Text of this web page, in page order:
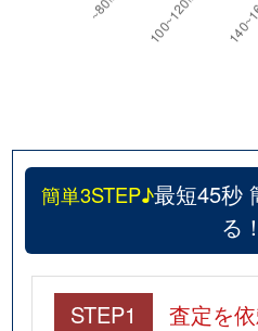
簡単3STEP♪最短45秒
る！
STEP1 査定を